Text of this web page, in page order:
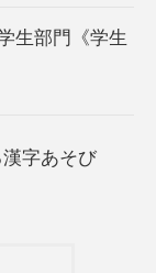
生部門《学生
字あそび